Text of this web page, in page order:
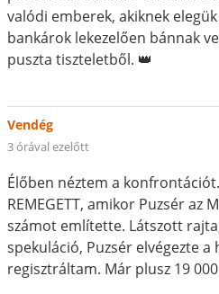
valódi emberek, akiknek
bankárok lekezelően bánnak
puszta tiszteletből. 👑
Vendég
3 órával ezelőtt
Élőben néztem a
REMEGETT, amikor Puzsér az
számot említette. Látszott
spekuláció, Puzsér elvégezte a
regisztráltam. Már plusz 19